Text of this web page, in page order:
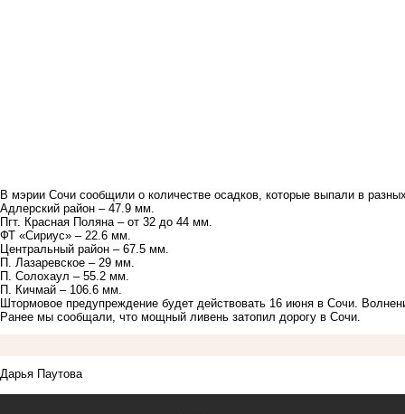
В мэрии Сочи сообщили о количестве осадков, которые выпали в
Адлерский район – 47.9 мм.
Пгт. Красная Поляна – от 32 до 44 мм.
ФТ «Сириус» – 22.6 мм.
Центральный район – 67.5 мм.
П. Лазаревское – 29 мм.
П. Солохаул – 55.2 мм.
П. Кичмай – 106.6 мм.
Штормовое предупреждение будет действовать 16 июня в Сочи.
Ранее мы сообщали, что мощный ливень затопил дорогу в Сочи.
Дарья Паутова